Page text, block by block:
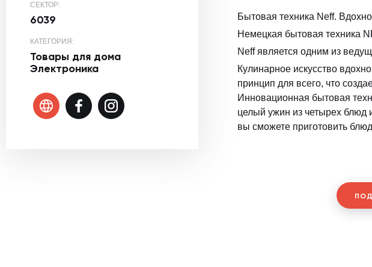
СЕКТОР:
6039
КАТЕГОРИЯ:
Товары для дома
Электроника
Бытовая техника Neff.
Немецкая бытовая техника
Neff является одним из
Кулинарное искусство
принцип для всего, что
Инновационная бытовая
целый ужин из четырех блюд
вы сможете приготовить